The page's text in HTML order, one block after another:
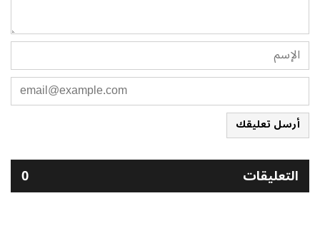
أرسل تعليقك
التعليقات 0